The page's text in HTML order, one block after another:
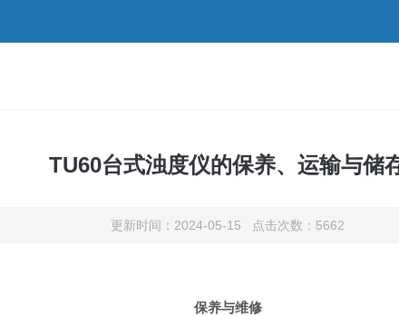
TU60台式浊度仪的保养、运输与储
更新时间：2024-05-15 点击次数：5662
保养与维修